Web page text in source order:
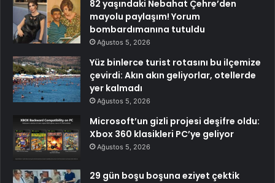
82 yaşındaki Nebahat Çehre’den
mayolu paylaşım! Yorum
bombardımanına tutuldu
Ağustos 5, 2026
Yüz binlerce turist rotasını bu ilçemize
çevirdi: Akın akın geliyorlar, otellerde
yer kalmadı
Ağustos 5, 2026
Microsoft’un gizli projesi deşifre oldu:
Xbox 360 klasikleri PC’ye geliyor
Ağustos 5, 2026
29 gün boşu boşuna eziyet çektik